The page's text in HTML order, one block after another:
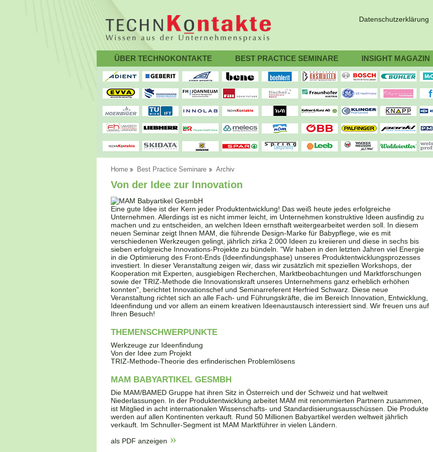
Datenschutzerklärung
ÜBER TECHNOKONTAKTE BEST PRACTICE SEMINARE INSIGHT MAGAZIN
Home Best Practice Seminare Archiv
Von der Idee zur Innovation
Eine gute Idee ist der Kern jeder Produktentwicklung! Das weiß heute jedes erfolgreiche
Unternehmen. Allerdings ist es nicht immer leicht, im Unternehmen konstruktive Ideen ausfindig zu
machen und zu entscheiden, an welchen Ideen ernsthaft weitergearbeitet werden soll. In diesem
neuen Seminar zeigt Ihnen MAM, die führende Design-Marke für Babypflege, wie es mit
verschiedenen Werkzeugen gelingt, jährlich zirka 2.000 Ideen zu kreiieren und diese in sechs bis
sieben erfolgreiche Innovations-Projekte zu bündeln. "Wir haben in den letzten Jahren viel Energie
in die Optimierung des Front-Ends (Ideenfindungsphase) unseres Produktentwicklungsprozesses
investiert. In dieser Veranstaltung zeigen wir, dass wir zusätzlich mit speziellen Workshops, der
Kooperation mit Experten, ausgiebigen Recherchen, Marktbeobachtungen und Marktforschungen
sowie der TRIZ-Methode die Innovationskraft unseres Unternehmens ganz erheblich erhöhen
konnten", berichtet Innovationschef und Seminarreferent Herfried Schwarz. Diese neue
Veranstaltung richtet sich an alle Fach- und Führungskräfte, die im Bereich Innovation, Entwicklung,
Ideenfindung und vor allem an einem kreativen Ideenaustausch interessiert sind. Wir freuen uns auf
Ihren Besuch!
THEMENSCHWERPUNKTE
Werkzeuge zur Ideenfindung
Von der Idee zum Projekt
TRIZ-Methode-Theorie des erfinderischen Problemlösens
MAM BABYARTIKEL GESMBH
Die MAM/BAMED Gruppe hat ihren Sitz in Österreich und der Schweiz und hat weltweit
Niederlassungen. In der Produktentwicklung arbeitet MAM mit renommierten Partnern zusammen,
ist Mitglied in acht internationalen Wissenschafts- und Standardisierungsausschüssen. Die Produkte
werden auf allen Kontinenten verkauft. Rund 50 Millionen Babyartikel werden weltweit jährlich
verkauft. Im Schnuller-Segment ist MAM Marktführer in vielen Ländern.
als PDF anzeigen